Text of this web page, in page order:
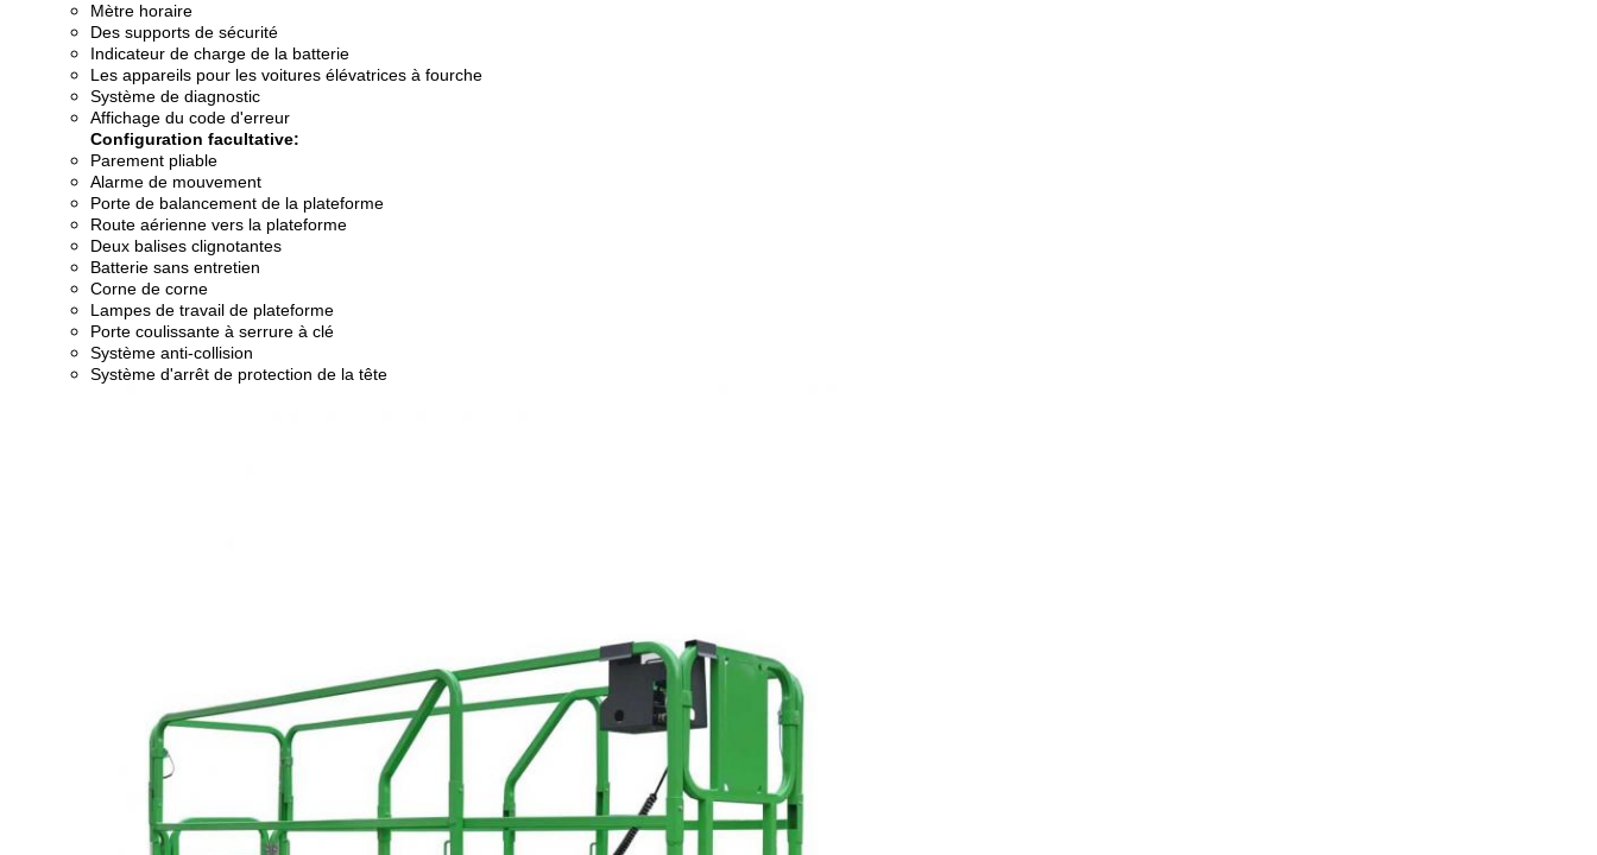
Mètre horaire
Des supports de sécurité
Indicateur de charge de la batterie
Les appareils pour les voitures élévatrices à fourche
Système de diagnostic
Affichage du code d'erreur
Configuration facultative:
Parement pliable
Alarme de mouvement
Porte de balancement de la plateforme
Route aérienne vers la plateforme
Deux balises clignotantes
Batterie sans entretien
Corne de corne
Lampes de travail de plateforme
Porte coulissante à serrure à clé
Système anti-collision
Système d'arrêt de protection de la tête